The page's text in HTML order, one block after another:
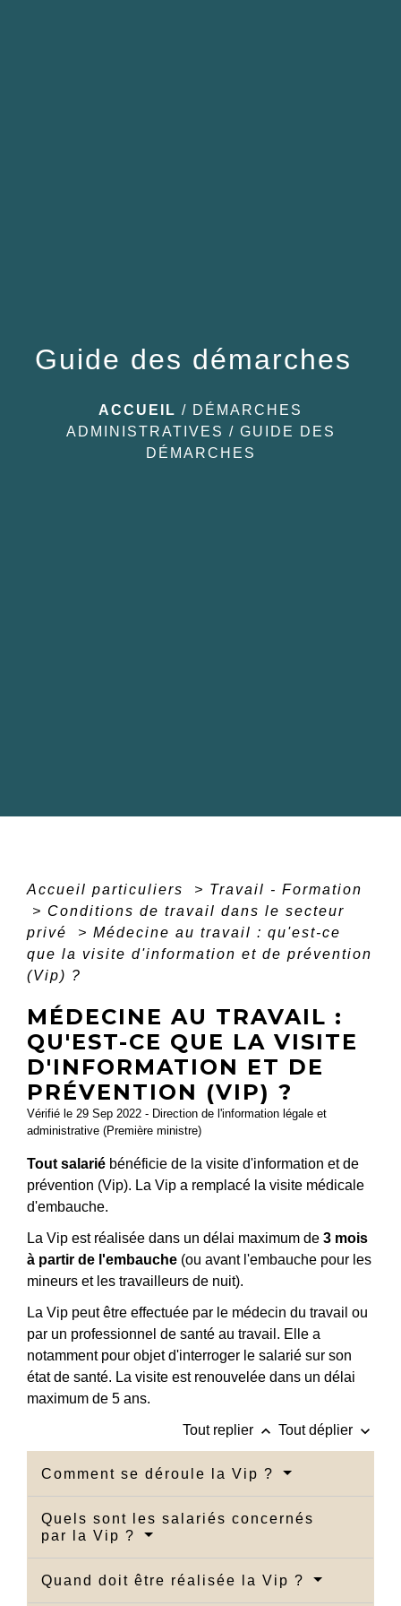
Guide des démarches
ACCUEIL / DÉMARCHES
ADMINISTRATIVES / GUIDE DES
DÉMARCHES
Accueil particuliers > Travail - Formation
> Conditions de travail dans le secteur
privé
> Médecine au travail : qu'est-ce
que la visite d'information et de prévention
(Vip) ?
MÉDECINE AU TRAVAIL :
QU'EST-CE QUE LA VISITE
D'INFORMATION ET DE
PRÉVENTION (VIP) ?
Vérifié le 29 Sep 2022 - Direction de l'information légale et
administrative (Première ministre)
Tout salarié bénéficie de la visite d'information et de
prévention (Vip). La Vip a remplacé la visite médicale
d'embauche.
La Vip est réalisée dans un délai maximum de 3 mois
à partir de l'embauche (ou avant l'embauche pour les
mineurs et les travailleurs de nuit).
La Vip peut être effectuée par le médecin du travail ou
par un professionnel de santé au travail. Elle a
notamment pour objet d'interroger le salarié sur son
état de santé. La visite est renouvelée dans un délai
maximum de 5 ans.
Tout replier keyboard_arrow_up Tout déplier keyboard_arrow_down
Comment se déroule la Vip ?
Quels sont les salariés concernés
par la Vip ?
Quand doit être réalisée la Vip ?